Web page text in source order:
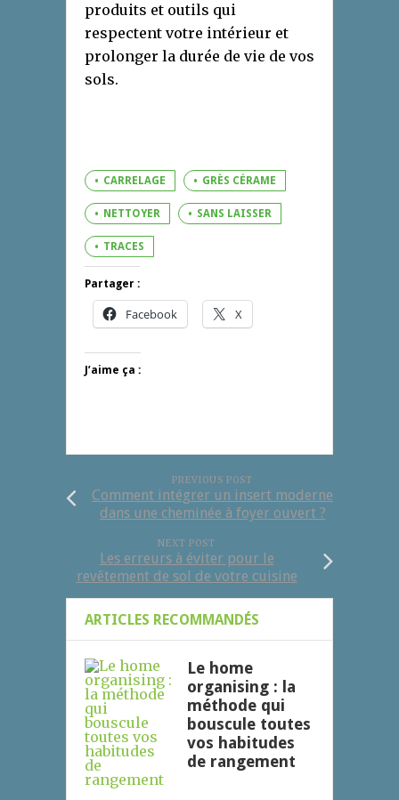
produits et outils qui
respectent votre intérieur et
prolonger la durée de vie de vos
sols.
CARRELAGE GRÈS CÉRAME
NETTOYER SANS LAISSER
TRACES
Partager :
Facebook X
J’aime ça :
PREVIOUS POST
Comment intégrer un insert moderne
dans une cheminée à foyer ouvert ?
NEXT POST
Les erreurs à éviter pour le
revêtement de sol de votre cuisine
ARTICLES RECOMMANDÉS
Le home
organising : la
méthode qui
bouscule toutes
vos habitudes
de rangement